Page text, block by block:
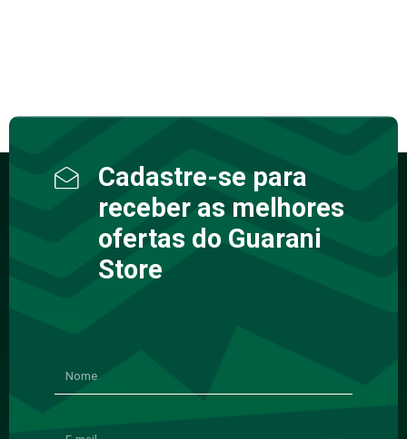
Cadastre-se para
receber as melhores
ofertas do Guarani
Store